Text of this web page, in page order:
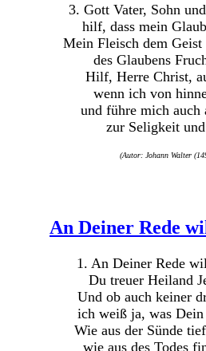
3. Gott Vater, Sohn
hilf, dass mein
Mein Fleisch dem Geist
des Glaubens
Hilf, Herre Christ,
wenn ich von
und führe mich auch
zur Seligkeit
(Autor: Johann Walter
An Deiner Rede
1. An Deiner Rede
Du treuer Heiland
Und ob auch keiner
ich weiß ja, was
Wie aus der Sünde
wie aus des Todes